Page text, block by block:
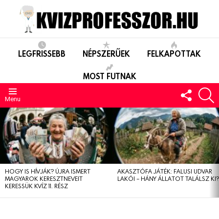
LEGFRISSEBB NÉPSZERŰEK FELKAPOTTAK
MOST FUTNAK
Menu
US
LEGUTÓBBIAK
HOGY IS HÍVJÁK? ÚJRA ISMERT
MAGYAROK KERESZTNEVEIT
KERESSÜK KVÍZ 11. RÉSZ
AKASZTÓFA JÁTÉK: FALUSI UDVAR
LAKÓI – HÁNY ÁLLATOT TALÁLSZ KI?